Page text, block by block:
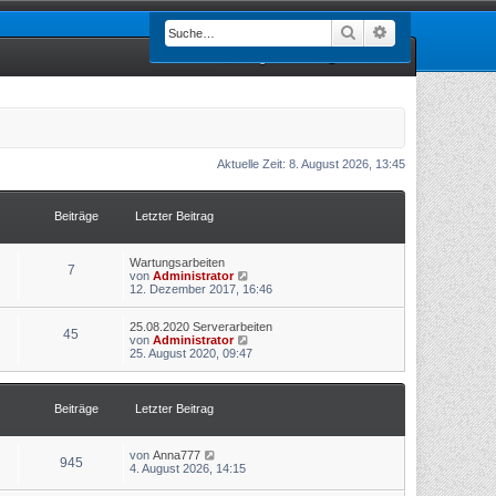
Suche
Aktuelle Zeit: 8. August 2026, 13:45
Beiträge Letzter Beitrag
7
Wartungsarbeiten
von Administrator
e
s
e
B
r
12. Dezember 2017, 16:46
45
25.08.2020 Serverarbeiten
von Administrator
e
25. August 2020, 09:47
Beiträge Letzter Beitrag
945 von Anna777
e
e
4. August 2026, 14:15